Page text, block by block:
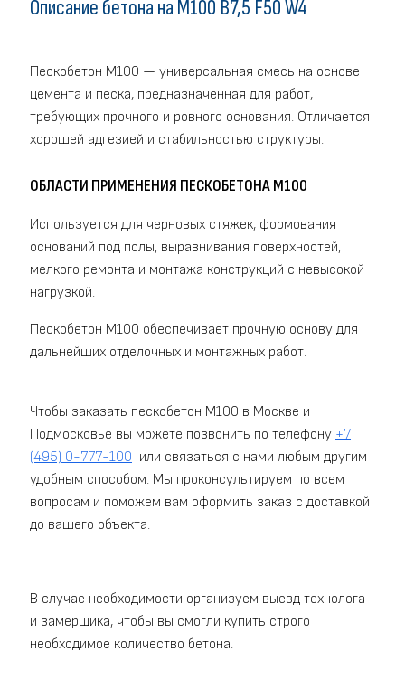
Описание бетона на M100 В7,5 F50 W4
Пескобетон М100 — универсальная смесь на основе
цемента и песка, предназначенная для работ,
требующих прочного и ровного основания. Отличается
хорошей адгезией и стабильностью структуры.
ОБЛАСТИ ПРИМЕНЕНИЯ ПЕСКОБЕТОНА М100
Используется для черновых стяжек, формования
оснований под полы, выравнивания поверхностей,
мелкого ремонта и монтажа конструкций с невысокой
нагрузкой.
Пескобетон М100 обеспечивает прочную основу для
дальнейших отделочных и монтажных работ.
Чтобы заказать пескобетон M100 в Москве и
Подмосковье вы можете позвонить по телефону +7
(495) 0-777-100 или связаться с нами любым другим
удобным способом. Мы проконсультируем по всем
вопросам и поможем вам оформить заказ с доставкой
до вашего объекта.
В случае необходимости организуем выезд технолога
и замерщика, чтобы вы смогли купить строго
необходимое количество бетона.